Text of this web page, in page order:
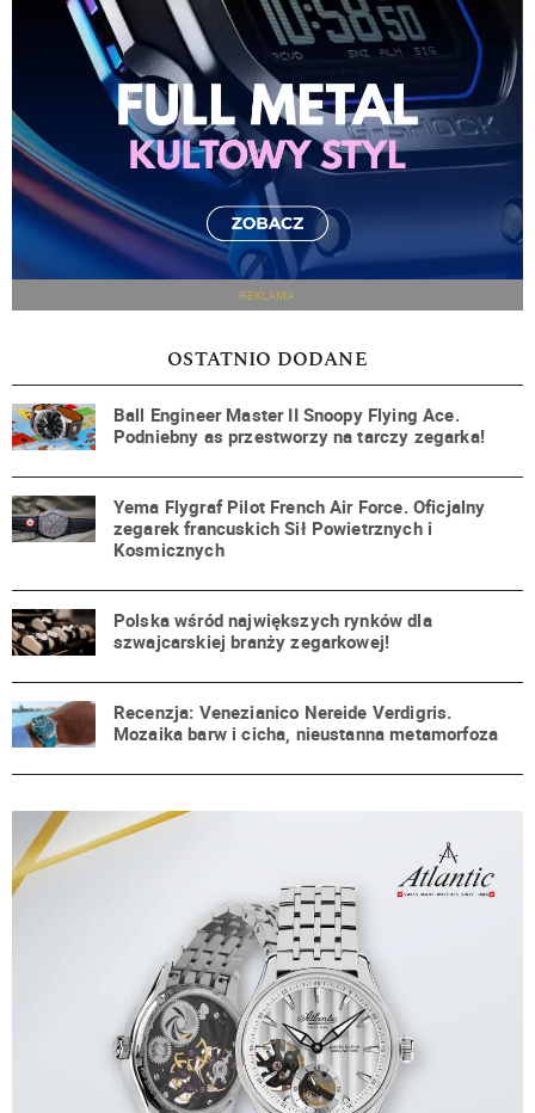
REKLAMA
OSTATNIO DODANE
Ball Engineer Master II Snoopy Flying Ace.
Podniebny as przestworzy na tarczy zegarka!
Yema Flygraf Pilot French Air Force. Oficjalny
zegarek francuskich Sił Powietrznych i
Kosmicznych
Polska wśród największych rynków dla
szwajcarskiej branży zegarkowej!
Recenzja: Venezianico Nereide Verdigris.
Mozaika barw i cicha, nieustanna metamorfoza